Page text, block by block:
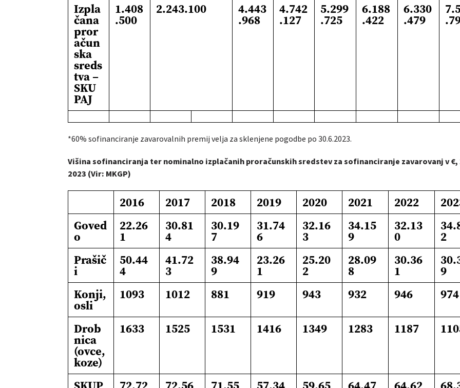
Izpla
čana
pror
ačun
ska
sreds
tva –
SKU
PAJ
1.408
.500
2.243.100 4.443
.968
4.742
.127
5.299
.725
6.188
.422
6.330
.479
*60% sofinanciranje zavarovalnih premij velja za sklenjene pogodbe po 30.6.2023.
Višina sofinanciranja ter nominalno izplačanih proračunskih sredstev za sofinanciranje zavarovanj v €,
2023 (Vir: MKGP)
2016 2017 2018 2019 2020 2021 2022
Goved
o
22.26
1
30.81
4
30.19
7
31.74
6
32.16
3
34.15
9
32.13
0
2
Prašič
i
50.44
4
41.72
3
38.94
9
23.26
1
25.20
2
28.09
8
30.36
1
9
Konji,
osli
1093 1012 881 919 943 932 946 974
Drob
nica
(ovce,
koze)
1633 1525 1531 1416 1349 1283 1187